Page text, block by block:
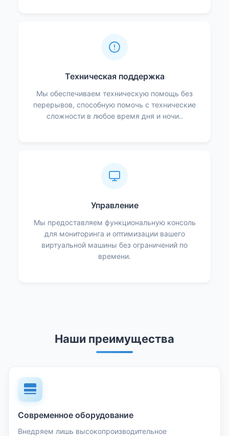
Техническая поддержка
Мы обеспечиваем техническую помощь без
перерывов, способную помочь с технические
сложности в любое время дня и ночи..
Управление
Мы предоставляем функциональную консоль
для мониторинга и оптимизации вашего
виртуальной машины без ограничений по
времени.
Наши преимущества
Современное оборудование
Внедряем лишь высокопроизводительное